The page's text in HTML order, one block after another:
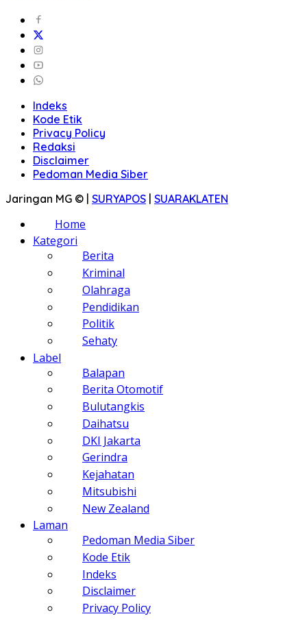
Indeks
Kode Etik
Privacy Policy
Redaksi
Disclaimer
Pedoman Media Siber
Jaringan MG © | SURYAPOS | SUARAKLATEN
Home
Kategori
Berita
Kriminal
Olahraga
Pendidikan
Politik
Sehaty
Label
Balapan
Berita Otomotif
Bulutangkis
Daihatsu
DKI Jakarta
Gerindra
Kejahatan
Mitsubishi
New Zealand
Laman
Pedoman Media Siber
Kode Etik
Indeks
Disclaimer
Privacy Policy